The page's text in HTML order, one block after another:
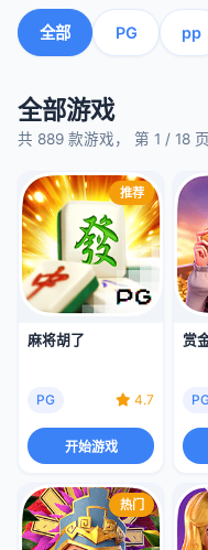
全部 PG pp
全部游戏
共 889 款游戏， 第 1 / 18
推荐
麻将胡了
PG 4.7
开始游戏
赏
热门